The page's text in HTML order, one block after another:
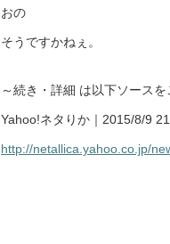
おの
そうですかねぇ。
～続き・詳細 は以下ソースを
Yahoo!ネタりか｜2015/8/9
http://netallica.yahoo.co.jp/